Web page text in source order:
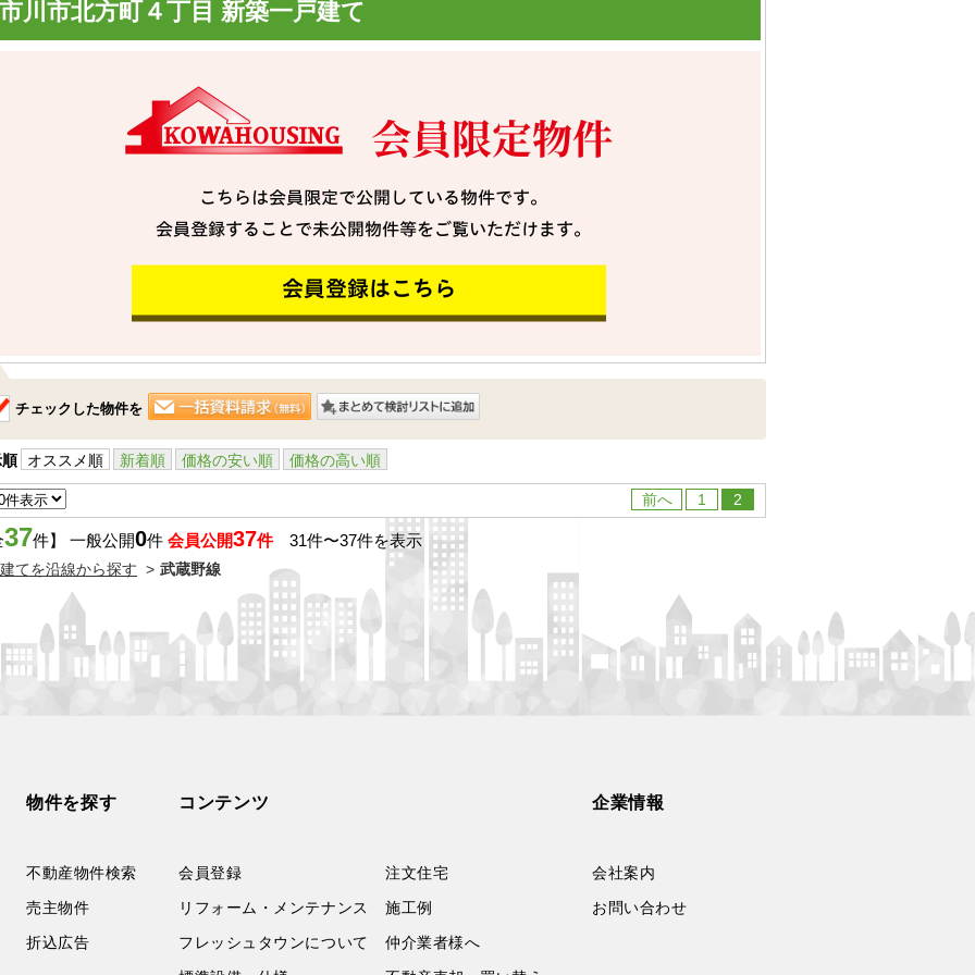
市川市北方町４丁目 新築一戸建て
チェックした物件を
オススメ順 新着順 価格の安い順 価格の高い順
前へ 1 2
37件】 一般公開0件 会員公開37件31件〜37件を表示
てを沿線から探す 武蔵野線
物件を探す
不動産物件検索
売主物件
折込広告
コンテンツ
会員登録
注文住宅
リフォーム・メンテナンス
施工例
フレッシュタウンについて
仲介業者様へ
企業情報
会社案内
お問い合わせ